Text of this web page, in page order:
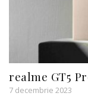
realme GT5
7 decembrie 2023